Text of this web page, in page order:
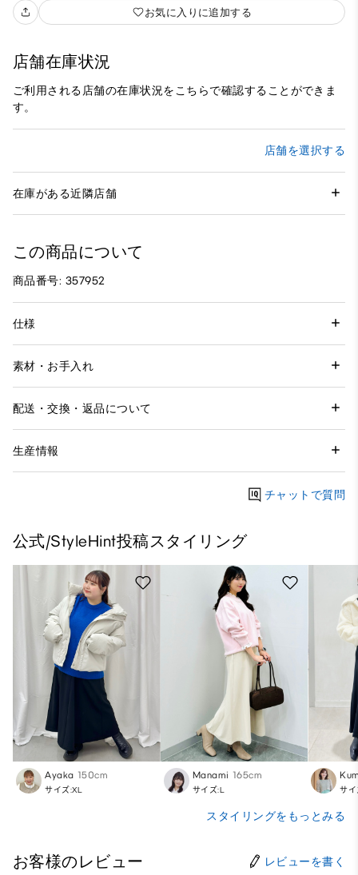
お気に入りに追加する
店舗在庫状況
ご利用される店舗の在庫状況をこちらで確認することができま
す。
店舗を選択する
在庫がある近隣店舗
この商品について
商品番号: 357952
仕様
素材・お手入れ
配送・交換・返品について
生産情報
チャットで質問
公式/StyleHint投稿スタイリング
Ayaka 150cm
サイズ:XL
Manami 165cm
サイズ:L サイ
スタイリングをもっとみる
お客様のレビュー レビューを書く